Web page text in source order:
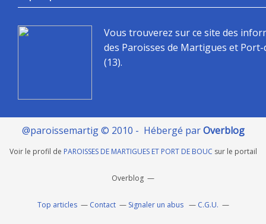
Vous trouverez sur ce site des
des Paroisses de Martigues et
(13).
@paroissemartig © 2010 - Hébergé parOverblog
Voir le profil de PAROISSES DE MARTIGUES ET PORT DE BOUC sur le portail
Overblog
Top articles Contact Signaler un abus C.G.U.